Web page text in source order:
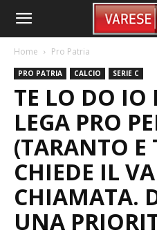
Home Pro Patria
PRO PATRIA CALCIO SERIE C
TE LO DO IO
LEGA PRO
(TARANTO E
CHIEDE IL
CHIAMATA.
UNA